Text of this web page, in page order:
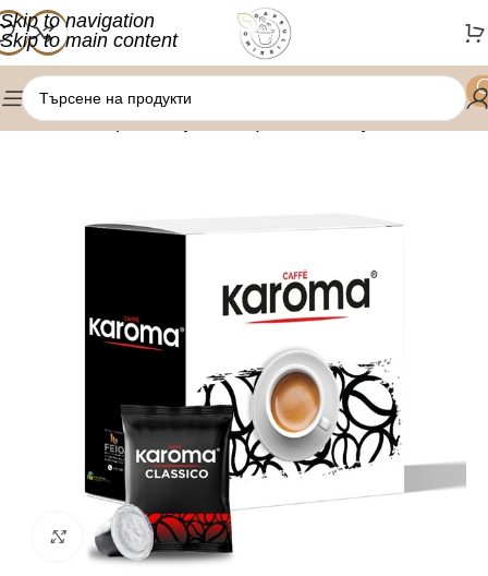
Skip to navigation
Skip to main content
Начало/Кафе капсули/Nespresso капсули
Click to enlarge